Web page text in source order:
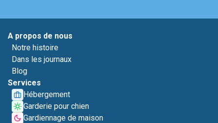
A propos de nous
Notre histoire
Dans les journaux
Blog
Services
Hébergement
Garderie pour chien
Gardiennage de maison